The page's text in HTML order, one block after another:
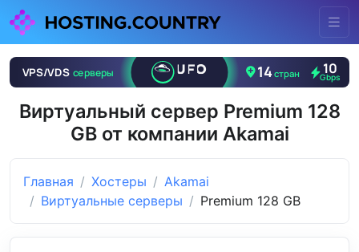
Виртуальный сервер Premium 128
GB от компании Akamai
Главная Хостеры
Akamai
Виртуальные серверы
Premium 128 GB